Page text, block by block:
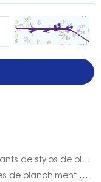
Fabricants de stylos de blanchiment des dents onuge fruité
bandes de blanchiment des dents entièrement naturelles